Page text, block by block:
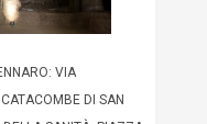
VIA
DI SAN